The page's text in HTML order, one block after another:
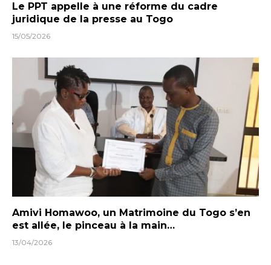
Le PPT appelle à une réforme du cadre
juridique de la presse au Togo
15/05/2026
Amivi Homawoo, un Matrimoine du Togo s’en
est allée, le pinceau à la main…
13/04/2026